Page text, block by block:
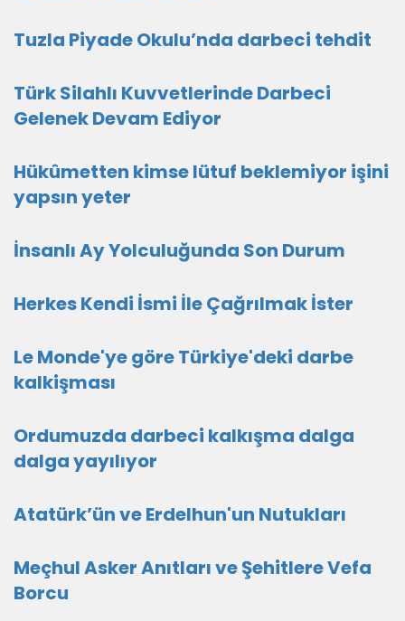
Tuzla Piyade Okulu’nda darbeci tehdit
Türk Silahlı Kuvvetlerinde Darbeci
Gelenek Devam Ediyor
Hükûmetten kimse lütuf beklemiyor işini
yapsın yeter
İnsanlı Ay Yolculuğunda Son Durum
Herkes Kendi İsmi İle Çağrılmak İster
Le Monde'ye göre Türkiye'deki darbe
kalkişması
Ordumuzda darbeci kalkışma dalga
dalga yayılıyor
Atatürk’ün ve Erdelhun'un Nutukları
Meçhul Asker Anıtları ve Şehitlere Vefa
Borcu